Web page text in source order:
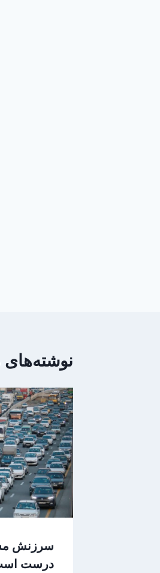
نوشته‌های
سرزنش
درست